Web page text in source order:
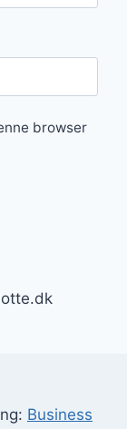
browser
Business